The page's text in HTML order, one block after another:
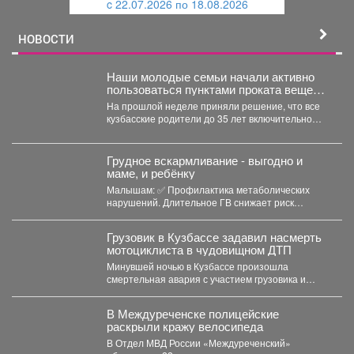
c 22.07.2026 по 18.08.2026
НОВОСТИ
Наши молодые семьи начали активно
пользоваться пунктами проката вещей
для новорожденных.
На прошлой неделе приняли решение, что все
кузбасские родители до 35 лет включительно
Грудное вскармливание - выгодно и
маме, и ребёнку
Малышам: ✅ Профилактика метаболических
нарушений. Длительное ГВ снижает риск
Грузовик в Кузбассе задавил насмерть
мотоциклиста в чудовищном ДТП
Минувшей ночью в Кузбассе произошла
смертельная авария с участием грузовика и
В Междуреченске полицейские
раскрыли кражу велосипеда
В Отдел МВД России «Междуреченский»